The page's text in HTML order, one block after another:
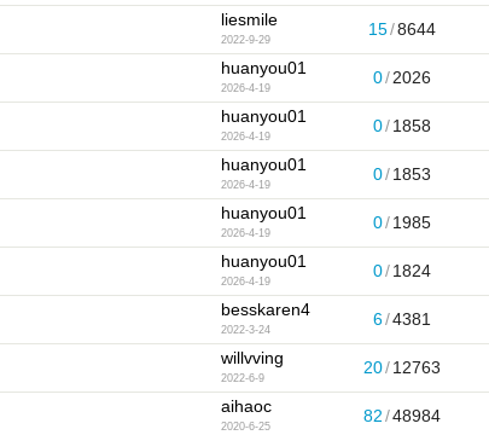
liesmile
2022-9-29
15/8644
huanyou01
2026-4-19
0/ 2026
huanyou01
2026-4-19
0/ 1858
huanyou01
2026-4-19
0/ 1853
huanyou01
2026-4-19
0/ 1985
huanyou01
2026-4-19
0/ 1824
besskaren4
2022-3-24
6/4381
willvving
2022-6-9
20/ 12763
aihaoc
2020-6-25
82/48984